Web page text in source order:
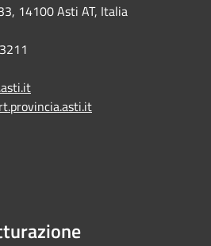
14100 Asti AT, Italia